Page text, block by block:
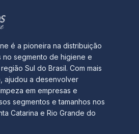
é a pioneira na distribuição
segmento de higiene e
Sul do Brasil. Com mais
ajudou a desenvolver
em empresas e
segmentos e tamanhos nos
Catarina e Rio Grande do